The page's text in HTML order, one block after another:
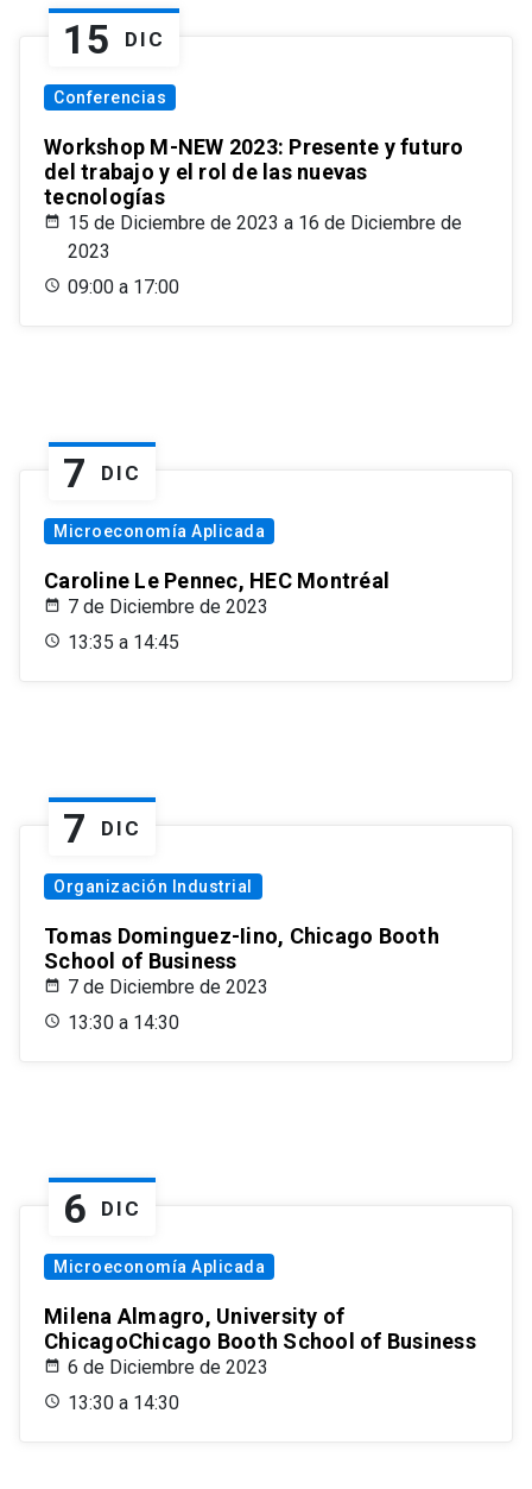
15 DIC
Conferencias
Workshop M-NEW 2023: Presente y futuro
del trabajo y el rol de las nuevas
tecnologías
15 de Diciembre de 2023 a 16 de Diciembre de
2023
09:00 a 17:00
7 DIC
Microeconomía Aplicada
Caroline Le Pennec, HEC Montréal
7 de Diciembre de 2023
13:35 a 14:45
7 DIC
Organización Industrial
Tomas Dominguez-Iino, Chicago Booth
School of Business
7 de Diciembre de 2023
13:30 a 14:30
6 DIC
Microeconomía Aplicada
Milena Almagro, University of
ChicagoChicago Booth School of Business
6 de Diciembre de 2023
13:30 a 14:30